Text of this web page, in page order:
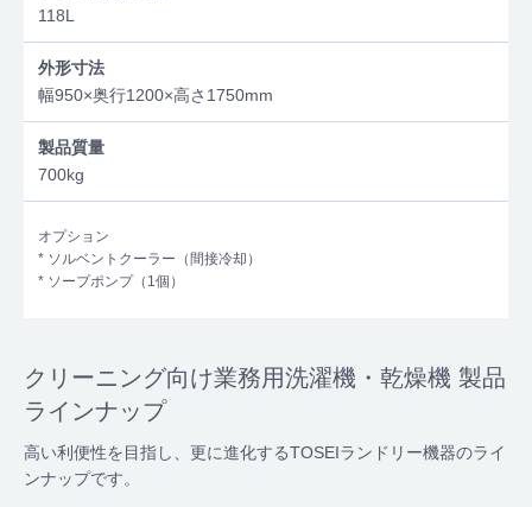
118L
外形寸法
幅950×奥行1200×高さ1750mm
製品質量
700kg
オプション
* ソルベントクーラー（間接冷却）
* ソープポンプ（1個）
クリーニング向け業務用洗濯機・乾燥機 製品
ラインナップ
高い利便性を目指し、更に進化するTOSEIランドリー機器のライ
ンナップです。